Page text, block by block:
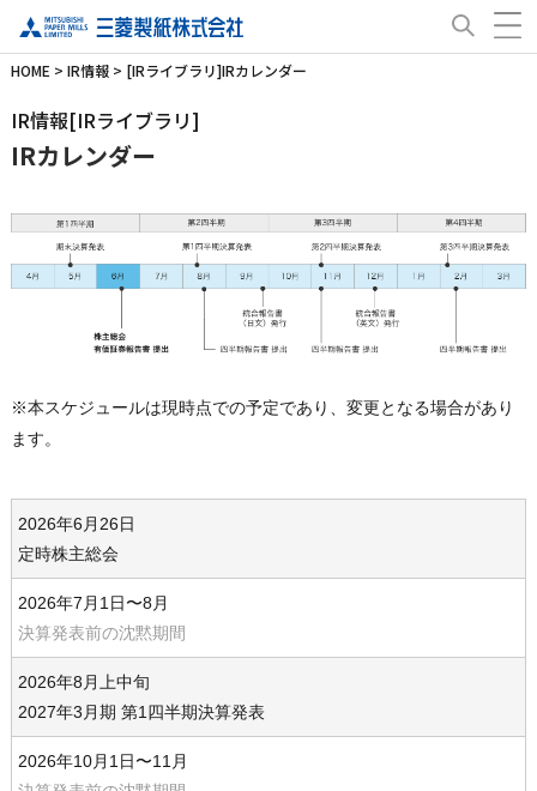
HOME > IR情報> [IRライブラリ]IRカレンダー
IR情報[IRライブラリ]
IRカレンダー
※本スケジュールは現時点での予定であり、変更となる場合があり
ます。
2026年6月26日
定時株主総会
2026年7月1日〜8月
決算発表前の沈黙期間
2026年8月上中旬
2027年3月期 第1四半期決算発表
2026年10月1日〜11月